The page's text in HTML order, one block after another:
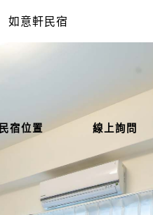
民宿位置 線上詢問
如意軒民宿